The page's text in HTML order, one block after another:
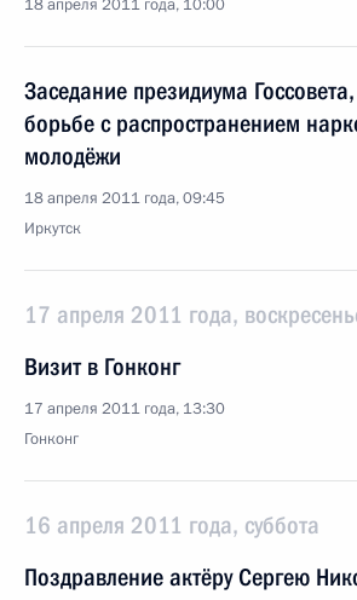
18 апреля 2011 года, 10:00
Заседание президиума
борьбе с распространением
молодёжи
18 апреля 2011 года, 09:45
Иркутск
17 апреля 2011 года,
Визит в Гонконг
17 апреля 2011 года, 13:30
Гонконг
16 апреля 2011 года, суббота
Поздравление актёру Сергею